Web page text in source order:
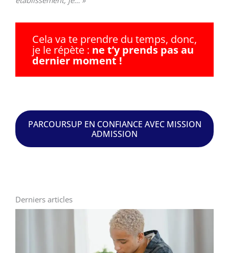
Cela va te prendre du temps, donc,
je le répète : ne t’y prends pas au
dernier moment !
PARCOURSUP EN CONFIANCE AVEC MISSION
ADMISSION
Derniers articles